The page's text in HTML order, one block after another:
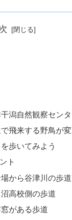
潟自然観察セン
飛来する野鳥が
歩いてみよう
ト
から谷津川の歩道
高校側の歩道
がある歩道